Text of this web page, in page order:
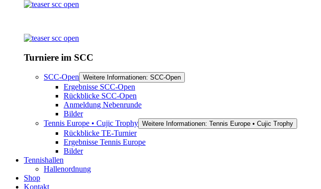
Turniere im SCC
SCC-Open Weitere Informationen: SCC-Open
Ergebnisse SCC-Open
Rückblicke SCC-Open
Anmeldung Nebenrunde
Bilder
Tennis Europe • Cujic Trophy Weitere Informationen: Tennis Europe • Cujic Trophy
Rückblicke TE-Turnier
Ergebnisse Tennis Europe
Bilder
Tennishallen
Hallenordnung
Shop
Kontakt